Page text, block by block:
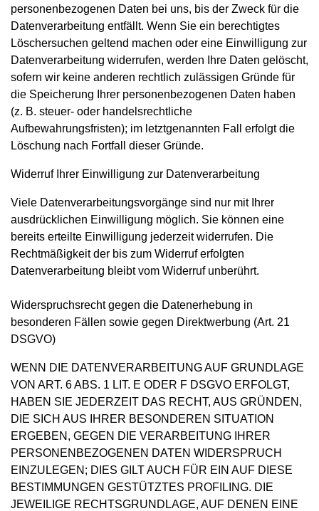
personenbezogenen Daten bei uns, bis der Zweck für die
Datenverarbeitung entfällt. Wenn Sie ein berechtigtes
Löschersuchen geltend machen oder eine Einwilligung zur
Datenverarbeitung widerrufen, werden Ihre Daten gelöscht,
sofern wir keine anderen rechtlich zulässigen Gründe für
die Speicherung Ihrer personenbezogenen Daten haben
(z. B. steuer- oder handelsrechtliche
Aufbewahrungsfristen); im letztgenannten Fall erfolgt die
Löschung nach Fortfall dieser Gründe.
Widerruf Ihrer Einwilligung zur Datenverarbeitung
Viele Datenverarbeitungsvorgänge sind nur mit Ihrer
ausdrücklichen Einwilligung möglich. Sie können eine
bereits erteilte Einwilligung jederzeit widerrufen. Die
Rechtmäßigkeit der bis zum Widerruf erfolgten
Datenverarbeitung bleibt vom Widerruf unberührt.
Widerspruchsrecht gegen die Datenerhebung in
besonderen Fällen sowie gegen Direktwerbung (Art. 21
DSGVO)
WENN DIE DATENVERARBEITUNG AUF GRUNDLAGE
VON ART. 6 ABS. 1 LIT. E ODER F DSGVO ERFOLGT,
HABEN SIE JEDERZEIT DAS RECHT, AUS GRÜNDEN,
DIE SICH AUS IHRER BESONDEREN SITUATION
ERGEBEN, GEGEN DIE VERARBEITUNG IHRER
PERSONENBEZOGENEN DATEN WIDERSPRUCH
EINZULEGEN; DIES GILT AUCH FÜR EIN AUF DIESE
BESTIMMUNGEN GESTÜTZTES PROFILING. DIE
JEWEILIGE RECHTSGRUNDLAGE, AUF DENEN EINE